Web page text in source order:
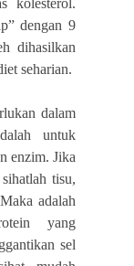
kolesterol.
dengan 9
dihasilkan
seharian.
dalam
untuk
enzim. Jika
tisu,
Maka adalah
yang
sel